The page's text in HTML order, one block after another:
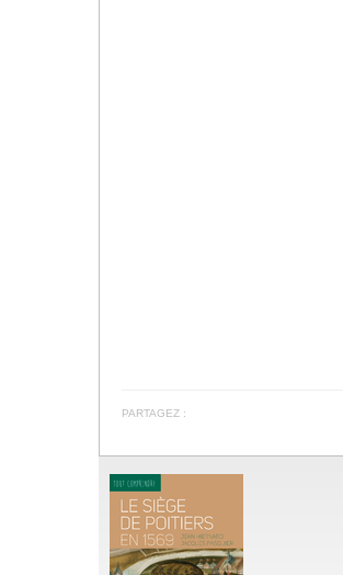
PARTAGEZ :